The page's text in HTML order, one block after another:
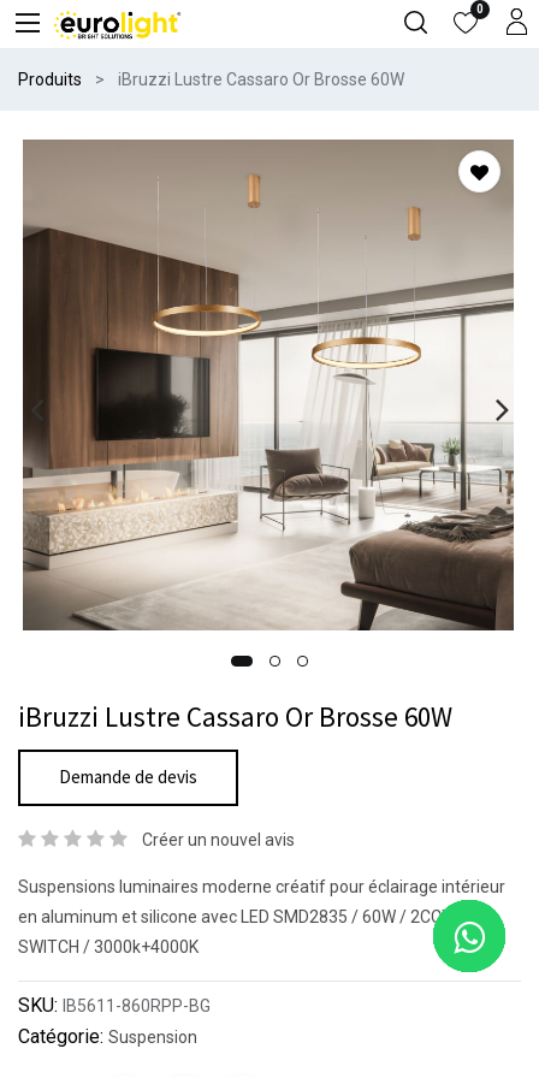
0
Produits iBruzzi Lustre Cassaro Or Brosse 60W
iBruzzi Lustre Cassaro Or Brosse 60W
Demande de devis
Créer un nouvel avis
Suspensions luminaires moderne créatif pour éclairage intérieur
en aluminum et silicone avec LED SMD2835 / 60W / 2CCT DIP
SWITCH / 3000k+4000K
SKU: IB5611-860RPP-BG
Catégorie: Suspension